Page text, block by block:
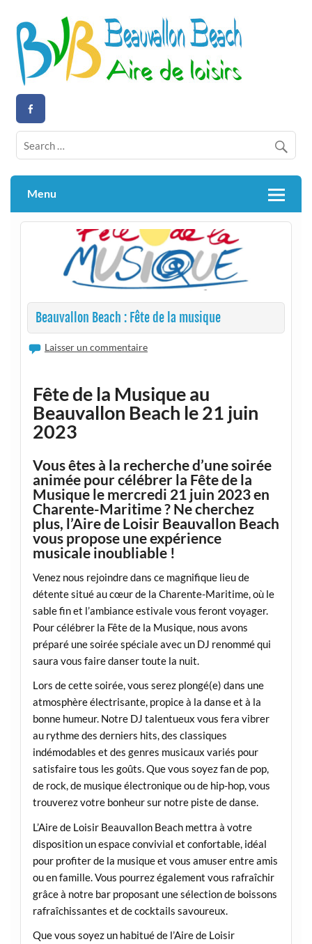
content
Beauvallon Beach
Aire de loisirs activités nautiques
Menu
Beauvallon Beach : Fête de la musique
Laisser un commentaire
Fête de la Musique au
Beauvallon Beach le 21 juin
2023
Vous êtes à la recherche d’une soirée
animée pour célébrer la Fête de la
Musique le mercredi 21 juin 2023 en
Charente-Maritime ? Ne cherchez
plus, l’Aire de Loisir Beauvallon Beach
vous propose une expérience
musicale inoubliable !
Venez nous rejoindre dans ce magnifique lieu de
détente situé au cœur de la Charente-Maritime, où le
sable fin et l’ambiance estivale vous feront voyager.
Pour célébrer la Fête de la Musique, nous avons
préparé une soirée spéciale avec un DJ renommé qui
saura vous faire danser toute la nuit.
Lors de cette soirée, vous serez plongé(e) dans une
atmosphère électrisante, propice à la danse et à la
bonne humeur. Notre DJ talentueux vous fera vibrer
au rythme des derniers hits, des classiques
indémodables et des genres musicaux variés pour
satisfaire tous les goûts. Que vous soyez fan de pop,
de rock, de musique électronique ou de hip-hop, vous
trouverez votre bonheur sur notre piste de danse.
L’Aire de Loisir Beauvallon Beach mettra à votre
disposition un espace convivial et confortable, idéal
pour profiter de la musique et vous amuser entre amis
ou en famille. Vous pourrez également vous rafraîchir
grâce à notre bar proposant une sélection de boissons
rafraîchissantes et de cocktails savoureux.
Que vous soyez un habitué de l’Aire de Loisir